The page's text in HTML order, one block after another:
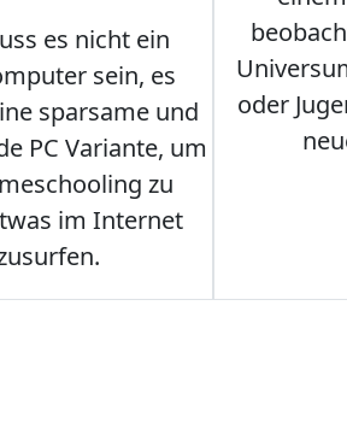
es nicht ein
sein, es
sparsame und
PC Variante, um
zu
im Internet
oder